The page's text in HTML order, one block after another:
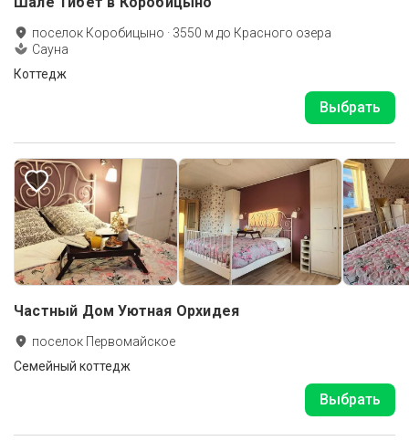
поселок Коробицыно · 3550 м до Красного озера
Сауна
Коттедж
Выбрать
Частный Дом Уютная Орхидея
поселок Первомайское
Семейный коттедж
Выбрать